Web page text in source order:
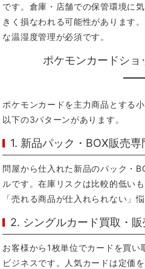
です。倉庫・店舗での保管環境に
きく損なわれる可能性があります
な温湿度管理が必須です。
ポケモンカードシ
ポケモンカードを主力商品とする
以下の3パターンがあります。
1. 新品パック・BOX販売専
問屋から仕入れた新品のパック・
ルです。在庫リスクは比較的低い
「売れる商品が仕入れられない」
2. シングルカード買取・販
お客様から1枚単位でカードを買い
ビジネスです。人気カードは定価